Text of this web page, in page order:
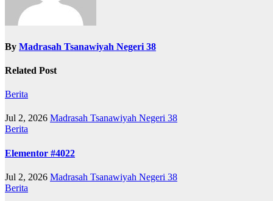
By Madrasah Tsanawiyah Negeri 38
Related Post
Berita
Jul 2, 2026 Madrasah Tsanawiyah Negeri 38
Berita
Elementor #4022
Jul 2, 2026 Madrasah Tsanawiyah Negeri 38
Berita